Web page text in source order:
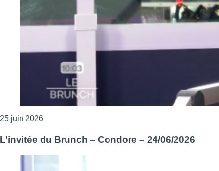
25 juin 2026Consulter l'article "L’invitée du Brunch – Emma
L’invitée du Brunch – Condore – 24/06/2026